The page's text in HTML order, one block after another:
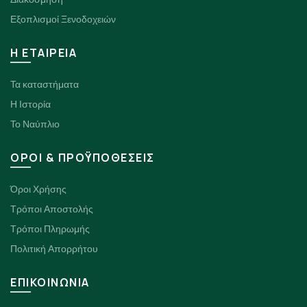
Εξοπλισμοί Ξενοδοχειών
H ΕΤΑΙΡΕΙΑ
Τα καταστήματα
Η Ιστορία
Το Ναύπλιο
ΟΡΟΙ & ΠΡΟΫΠΟΘΕΣΕΙΣ
Όροι Χρήσης
Τρόποι Αποστολής
Τρόποι Πληρωμής
Πολιτική Απορρήτου
ΕΠΙΚΟΙΝΩΝΙΑ